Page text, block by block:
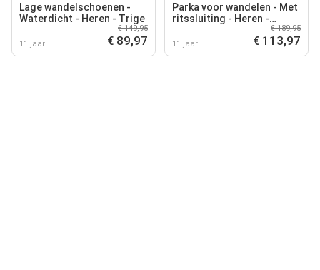
Lage wandelschoenen -
Waterdicht - Heren - Trige
11 jaar
€ 149,95
€ 89,97
Parka voor wandelen - Met
ritssluiting - Heren -
11 jaar
€ 189,95
€ 113,97